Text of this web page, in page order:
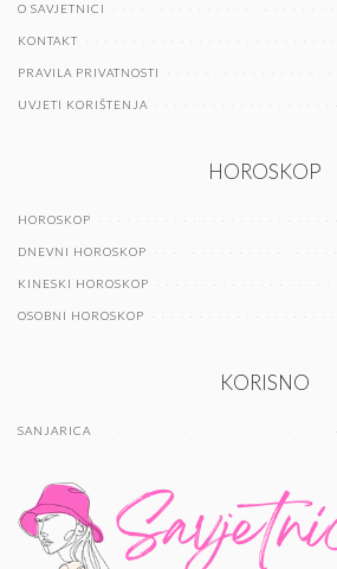
O SAVJETNICI
KONTAKT
PRAVILA PRIVATNOSTI
UVJETI KORIŠTENJA
HOROSKOP
HOROSKOP
DNEVNI HOROSKOP
KINESKI HOROSKOP
OSOBNI HOROSKOP
KORISNO
SANJARICA